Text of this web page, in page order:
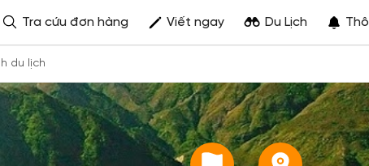
Tra cứu đơn hàng Viết ngay Du Lịch
du lịch